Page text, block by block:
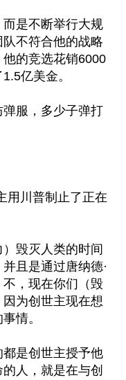
是不断举行大规
不符合他的战略
的竞选花销6000
亿美金。
服，多少子弹打
用川普制止了正在
毁灭人类的时间
且是通过唐纳德·
，现在你们（毁
为创世主现在想
情。
是创世主授予他
人，就是在与创